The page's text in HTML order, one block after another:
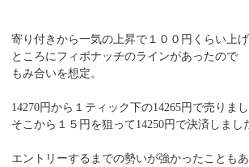
寄り付きから一気の上昇で１００円くらい上
ところにフィボナッチのラインがあったので
もみ合いを想定。
14270円から１ティック下の14265円で売りまし
そこから１５円を狙って14250円で決済しまし
エントリーするまでの勢いが強かったことも